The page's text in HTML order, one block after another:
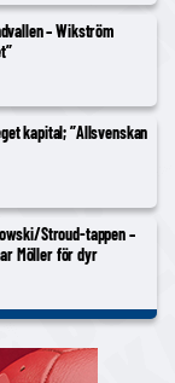
– Wikström
kapital; ”Allsvenskan
Stroud-tappen –
Möller för dyr